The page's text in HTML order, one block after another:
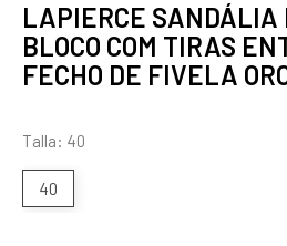
LAPIERCE SANDÁLIA
BLOCO COM TIRAS
FECHO DE FIVELA
Talla: 40
40